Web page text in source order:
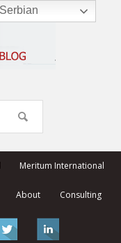
Meritum International
About Consulting
Serbian